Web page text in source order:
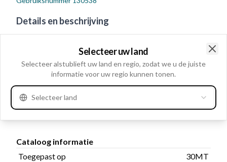
Details en beschrijving
Binnendiameter 14.30, Buitendiameter 39.90,
Toegepast op 30MT, Buitendiameter/huis 60.00,
Product informatie
Cataloog informatie
Toegepast op
30MT
Selecteer uw land
Selecteer alstublieft uw land en regio, zodat we u de juiste
informatie voor uw regio kunnen tonen.
Selecteer land